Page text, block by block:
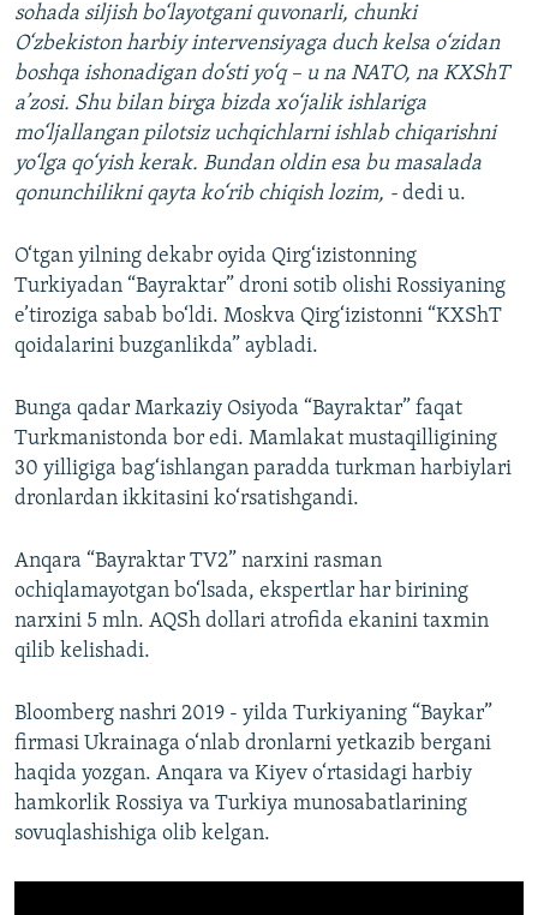
sohada siljish bo‘layotgani quvonarli, chunki
O‘zbekiston harbiy intervensiyaga duch kelsa o‘zidan
boshqa ishonadigan do‘sti yo‘q – u na NATO, na KXShT
a’zosi. Shu bilan birga bizda xo‘jalik ishlariga
mo‘ljallangan pilotsiz uchqichlarni ishlab chiqarishni
yo‘lga qo‘yish kerak. Bundan oldin esa bu masalada
qonunchilikni qayta ko‘rib chiqish lozim, - dedi u.
O‘tgan yilning dekabr oyida Qirg‘izistonning
Turkiyadan “Bayraktar” droni sotib olishi Rossiyaning
e’tiroziga sabab bo‘ldi. Moskva Qirg‘izistonni “KXShT
qoidalarini buzganlikda” aybladi.
Bunga qadar Markaziy Osiyoda “Bayraktar” faqat
Turkmanistonda bor edi. Mamlakat mustaqilligining
30 yilligiga bag‘ishlangan paradda turkman harbiylari
dronlardan ikkitasini ko‘rsatishgandi.
Anqara “Bayraktar TV2” narxini rasman
ochiqlamayotgan bo‘lsada, ekspertlar har birining
narxini 5 mln. AQSh dollari atrofida ekanini taxmin
qilib kelishadi.
Bloomberg nashri 2019 - yilda Turkiyaning “Baykar”
firmasi Ukrainaga o‘nlab dronlarni yetkazib bergani
haqida yozgan. Anqara va Kiyev o‘rtasidagi harbiy
hamkorlik Rossiya va Turkiya munosabatlarining
sovuqlashishiga olib kelgan.